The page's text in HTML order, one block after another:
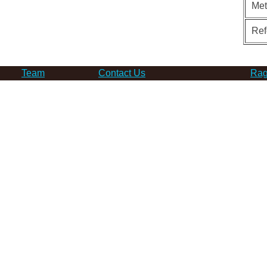
Team Contact Us